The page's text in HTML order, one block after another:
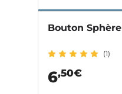
Bouton Sphère
(1)
6,50€